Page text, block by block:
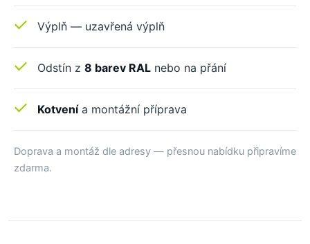
Výplň — uzavřená výplň
Odstín z 8 barev RAL nebo na přání
Kotvenía montážní příprava
Doprava a montáž dle adresy — přesnou nabídku připravíme
zdarma.